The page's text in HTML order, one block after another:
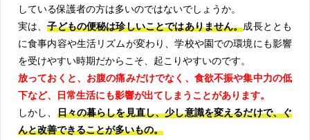
している保護者の方は多いのではないでしょうか。
実は、子どもの便秘は珍しいことではありません。成長ととも
に食事内容や生活リズムが変わり、学校や園での環境にも影響
を受けやすい時期だからこそ、起こりやすいのです。
放っておくと、お腹の痛みだけでなく、食欲不振や集中力の低
下など、日常生活にも影響が出てしまうことがあります。
しかし、 日々の暮らしを見直し、少し意識を変えるだけで、ぐ
んと改善できることが多いもの。